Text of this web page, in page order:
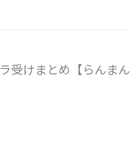
受けまとめ【らんまん